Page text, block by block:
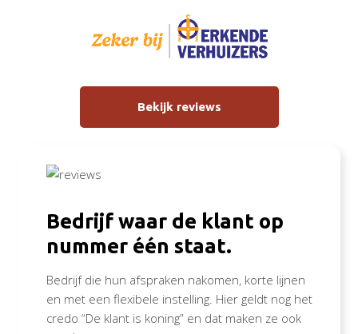
Bekijk reviews
Bedrijf waar de klant op
nummer één staat.
Bedrijf die hun afspraken nakomen, korte lijnen
en met een flexibele instelling. Hier geldt nog het
credo “De klant is koning” en dat maken ze ook